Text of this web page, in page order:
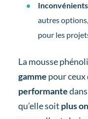
Inconvénients
autres
pour les
La mousse
gamme pour
performante
qu’elle soit plus